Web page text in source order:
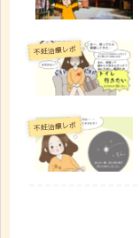
不妊治療レポ
不妊治療レポ